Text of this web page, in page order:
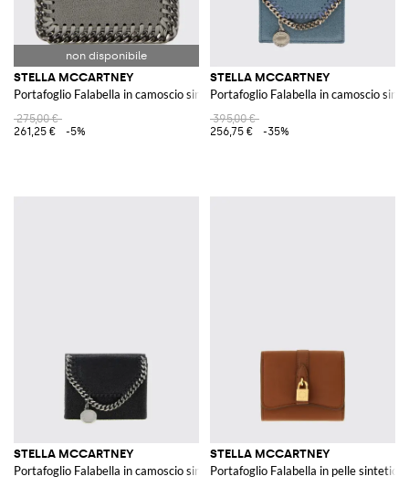
STELLA MCCARTNEY
Portafoglio Falabella in camoscio sintetico cracklé
275,00 €
261,25 €
-5%
STELLA MCCARTNEY
Portafoglio Falabella in camoscio
395,00 €
256,75 €
-35%
STELLA MCCARTNEY
Portafoglio Falabella in camoscio sintetico cracklè
STELLA MCCARTNEY
Portafoglio Falabella in pelle sintetica